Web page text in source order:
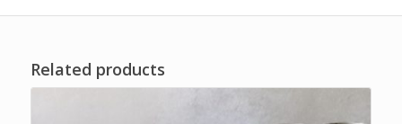
Related products